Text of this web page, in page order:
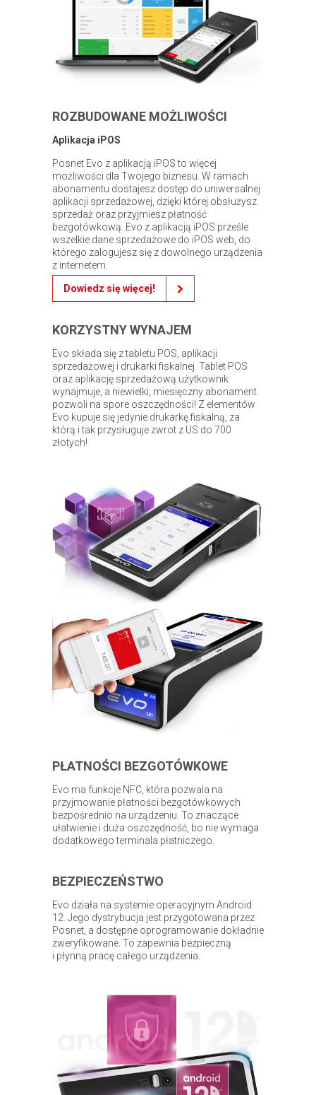
ROZBUDOWANE MOŻLIWOŚCI
Aplikacja iPOS
Posnet Evo z aplikacją iPOS to więcej
możliwości dla Twojego biznesu. W ramach
abonamentu dostajesz dostęp do uniwersalnej
aplikacji sprzedażowej, dzięki której obsłużysz
sprzedaż oraz przyjmiesz płatność
bezgotówkową. Evo z aplikacją iPOS prześle
wszelkie dane sprzedażowe do iPOS web, do
którego zalogujesz się z dowolnego urządzenia
z internetem.
Dowiedz się więcej!
KORZYSTNY WYNAJEM
Evo składa się z tabletu POS, aplikacji
sprzedażowej i drukarki fiskalnej. Tablet POS
oraz aplikację sprzedażową użytkownik
wynajmuje, a niewielki, miesięczny abonament
pozwoli na spore oszczędności! Z elementów
Evo kupuje się jedynie drukarkę fiskalną, za
którą i tak przysługuje zwrot z US do 700
złotych!
PŁATNOŚCI BEZGOTÓWKOWE
Evo ma funkcje NFC, która pozwala na
przyjmowanie płatności bezgotówkowych
bezpośrednio na urządzeniu. To znaczące
ułatwienie i duża oszczędność, bo nie wymaga
dodatkowego terminala płatniczego.
BEZPIECZEŃSTWO
Evo działa na systemie operacyjnym Android
12. Jego dystrybucja jest przygotowana przez
Posnet, a dostępne oprogramowanie dokładnie
zweryfikowane. To zapewnia bezpieczną
i płynną pracę całego urządzenia.